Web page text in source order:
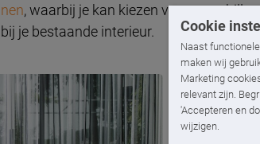
Cookie
Naast
maken wij
Marketing
relevant zijn.
'Accepteren en
wijzigen.
, waarbij je kan kiezen voor
je bestaande interieur.